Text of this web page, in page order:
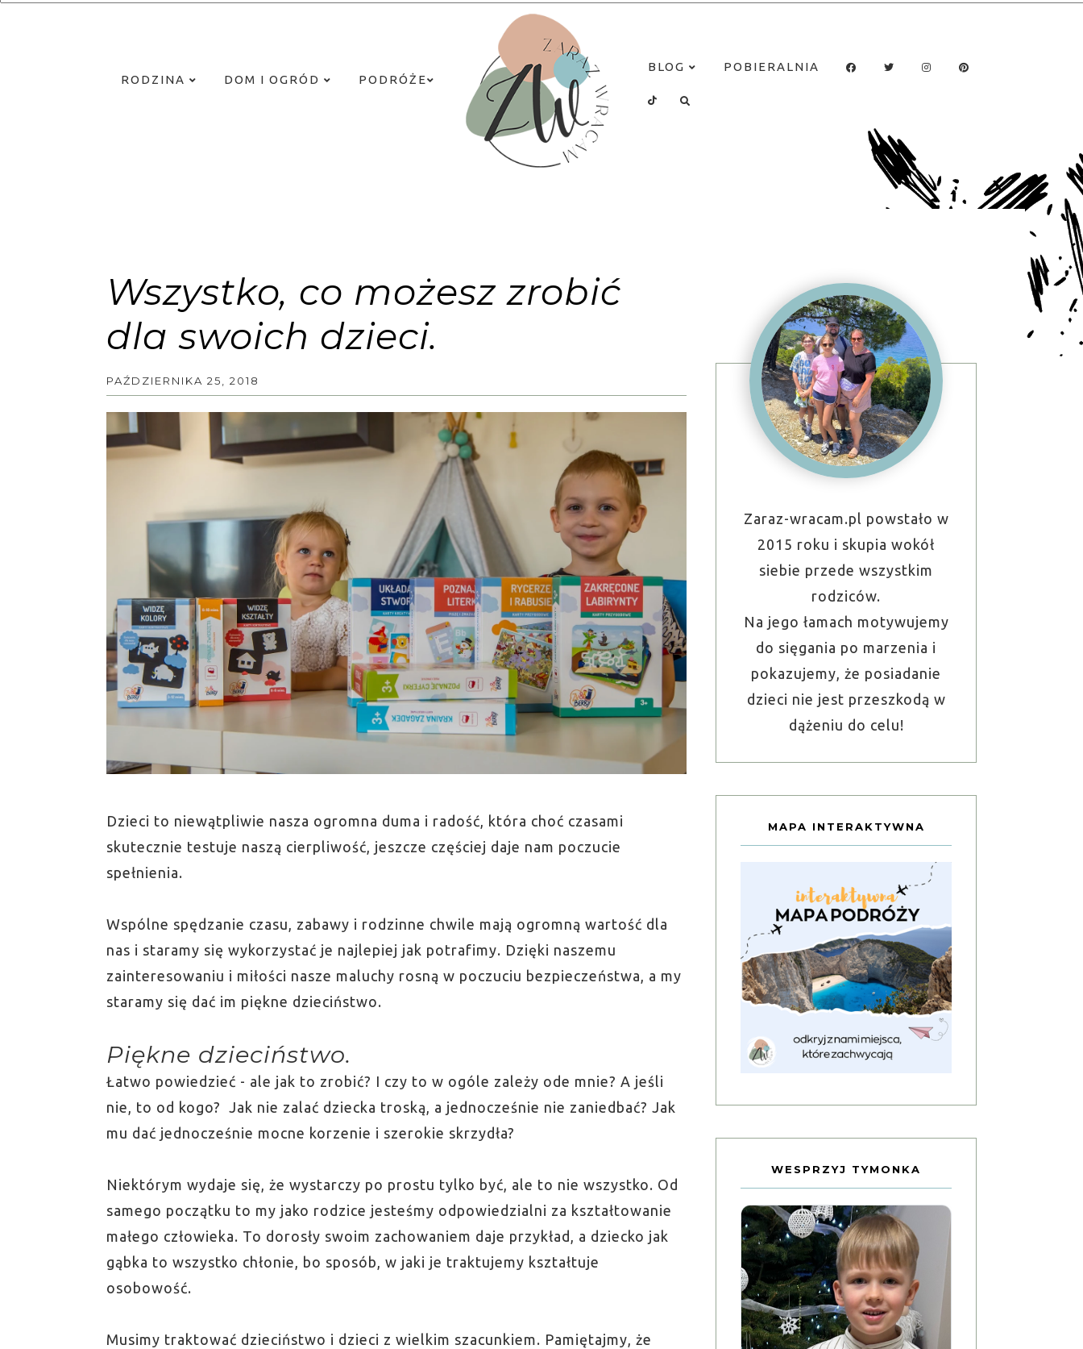
RODZINA DOM I OGRÓD PODRÓŻE
BLOG POBIERALNIA
Wszystko, co możesz zrobić
dla swoich dzieci.
PAŹDZIERNIKA 25, 2018
Dzieci to niewątpliwie nasza ogromna duma i radość, która choć czasami
skutecznie testuje naszą cierpliwość, jeszcze częściej daje nam poczucie
spełnienia.
Wspólne spędzanie czasu, zabawy i rodzinne chwile mają ogromną wartość dla
nas i staramy się wykorzystać je najlepiej jak potrafimy. Dzięki naszemu
zainteresowaniu i miłości nasze maluchy rosną w poczuciu bezpieczeństwa, a my
staramy się dać im piękne dzieciństwo.
Piękne dzieciństwo.
Łatwo powiedzieć - ale jak to zrobić? I czy to w ogóle zależy ode mnie? A jeśli
nie, to od kogo? Jak nie zalać dziecka troską, a jednocześnie nie zaniedbać? Jak
mu dać jednocześnie mocne korzenie i szerokie skrzydła?
Niektórym wydaje się, że wystarczy po prostu tylko być, ale to nie wszystko. Od
samego początku to my jako rodzice jesteśmy odpowiedzialni za kształtowanie
małego człowieka. To dorosły swoim zachowaniem daje przykład, a dziecko jak
gąbka to wszystko chłonie, bo sposób, w jaki je traktujemy kształtuje
osobowość.
Musimy traktować dzieciństwo i dzieci z wielkim szacunkiem. Pamiętajmy, że
Zaraz-wracam.pl powstało w
2015 roku i skupia wokół
siebie przede wszystkim
rodziców.
Na jego łamach motywujemy
do sięgania po marzenia i
pokazujemy, że posiadanie
dzieci nie jest przeszkodą w
dążeniu do celu!
MAPA INTERAKTYWNA
WESPRZYJ TYMONKA